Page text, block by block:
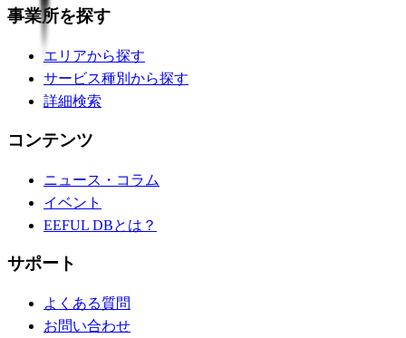
事業所を探す
エリアから探す
サービス種別から探す
詳細検索
コンテンツ
ニュース・コラム
イベント
EEFUL DBとは？
サポート
よくある質問
お問い合わせ